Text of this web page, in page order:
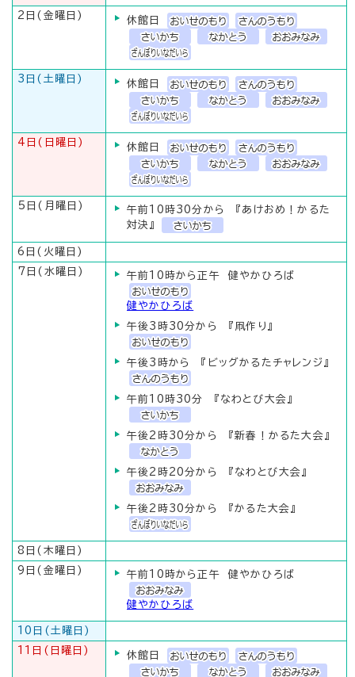
2日(金曜日) 休館日
3日(土曜日) 休館日
4日(日曜日) 休館日
5日(月曜日)
午前10時30分から 『あけおめ！かるた
対決』
6日(火曜日)
7日(水曜日)
午前10時から正午 健やかひろば
健やかひろば
午後3時30分から 『凧作り』
午後3時から 『ビッグかるたチャレンジ』
午前10時30分 『なわとび大会』
午後2時30分から 『新春！かるた大会』
午後2時20分から 『なわとび大会』
午後2時30分から 『かるた大会』
8日(木曜日)
9日(金曜日)
午前10時から正午 健やかひろば
健やかひろば
10日(土曜日)
11日(日曜日)
休館日